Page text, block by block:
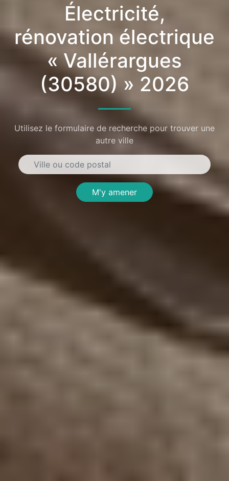
Électricité,
rénovation électrique
« Vallérargues
(30580) » 2026
Utilisez le formulaire de recherche pour trouver une
autre ville
M'y amener